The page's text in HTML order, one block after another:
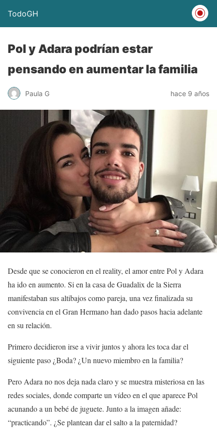
TodoGH
Pol y Adara podrían estar
pensando en aumentar la familia
Paula G hace 9 años
Desde que se conocieron en el reality, el amor entre Pol y Adara
ha ido en aumento. Si en la casa de Guadalix de la Sierra
manifestaban sus altibajos como pareja, una vez finalizada su
convivencia en el Gran Hermano han dado pasos hacia adelante
en su relación.
Primero decidieron irse a vivir juntos y ahora les toca dar el
siguiente paso ¿Boda? ¿Un nuevo miembro en la familia?
Pero Adara no nos deja nada claro y se muestra misteriosa en las
redes sociales, donde comparte un vídeo en el que aparece Pol
acunando a un bebé de juguete. Junto a la imagen añade:
“practicando”. ¿Se plantean dar el salto a la paternidad?